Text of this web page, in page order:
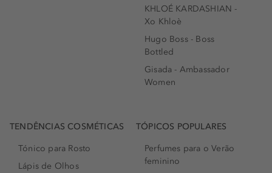
KHLOÉ KARDASHIAN -
Xo Khloè
Hugo Boss - Boss
Bottled
Gisada - Ambassador
Women
TENDÊNCIAS COSMÉTICAS
Tónico para Rosto
Lápis de Olhos
TÓPICOS POPULARES
Perfumes para o Verão
feminino